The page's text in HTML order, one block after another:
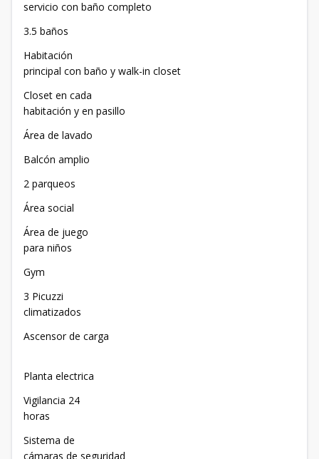
servicio con baño completo
3.5 baños
Habitación
principal con baño y walk-in closet
Closet en cada
habitación y en pasillo
Área de lavado
Balcón amplio
2 parqueos
Área social
Área de juego
para niños
Gym
3 Picuzzi
climatizados
Ascensor de carga
Planta electrica
Vigilancia 24
horas
Sistema de
cámaras de seguridad